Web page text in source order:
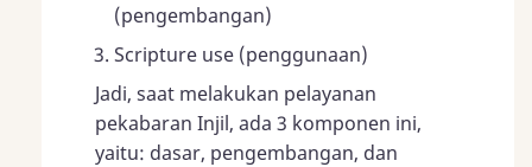
(pengembangan)
Scripture use (penggunaan)
Jadi, saat melakukan pelayanan
pekabaran Injil, ada 3 komponen ini,
yaitu: dasar, pengembangan, dan